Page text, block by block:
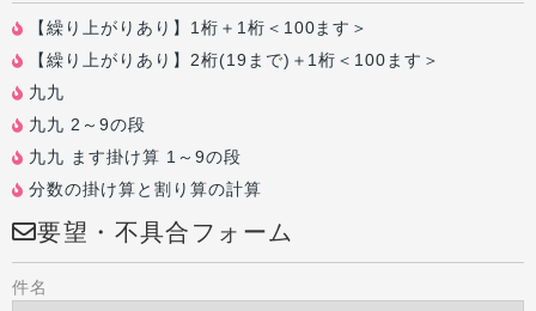
【繰り上がりあり】1桁＋1桁＜100ます＞
【繰り上がりあり】2桁(19まで)＋1桁＜100ます＞
九九
九九 2～9の段
九九 ます掛け算 1～9の段
分数の掛け算と割り算の計算
要望・不具合フォーム
件名